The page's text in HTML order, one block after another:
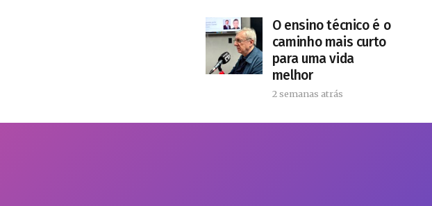
O ensino técnico é o
caminho mais curto
para uma vida
melhor
2 semanas atrás